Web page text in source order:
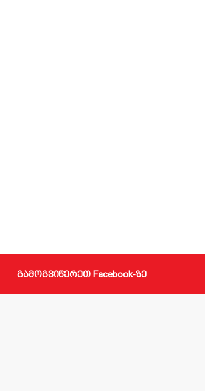
გამოგვიწერეთ Facebook-ზე